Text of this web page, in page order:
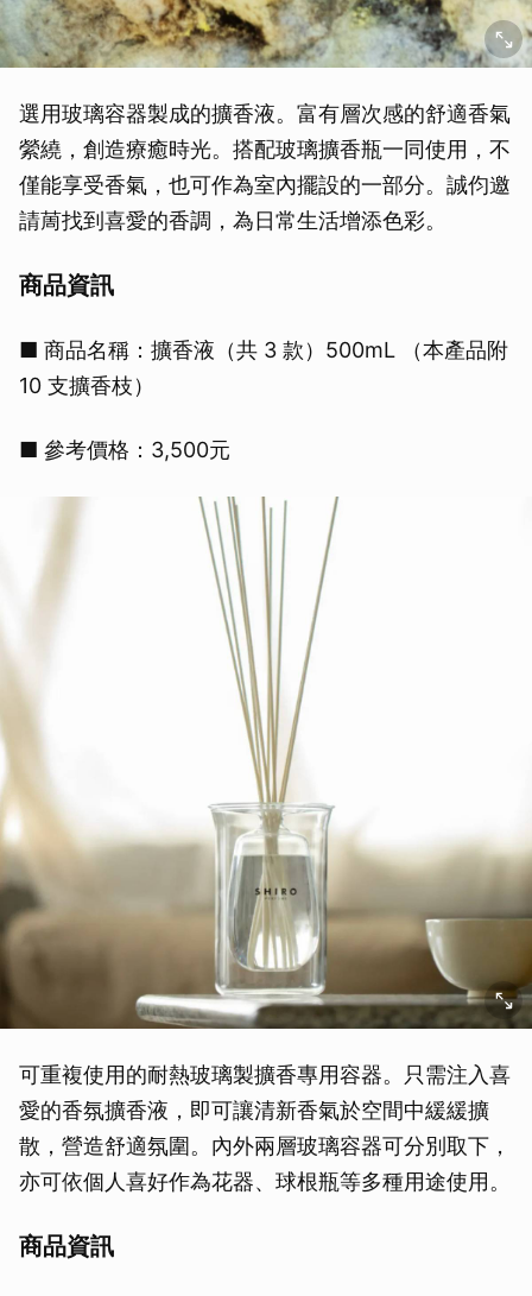
選用玻璃容器製成的擴香液。富有層次感的舒適香氣
縈繞，創造療癒時光。搭配玻璃擴香瓶一同使用，不
僅能享受香氣，也可作為室內擺設的一部分。誠伨邀
請䓟找到喜愛的香調，為日常生活增添色彩。
商品資訊
■ 商品名稱：擴香液（共 3 款）500mL （本產品附
10 支擴香枝）
■ 參考價格：3,500元
可重複使用的耐熱玻璃製擴香專用容器。只需注入喜
愛的香氛擴香液，即可讓清新香氣於空間中緩緩擴
散，營造舒適氛圍。內外兩層玻璃容器可分別取下，
亦可依個人喜好作為花器、球根瓶等多種用途使用。
商品資訊